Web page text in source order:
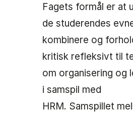
Fagets formål er at
de studerendes
kombinere og
kritisk refleksivt til
om organisering og
i samspil med
HRM. Samspillet